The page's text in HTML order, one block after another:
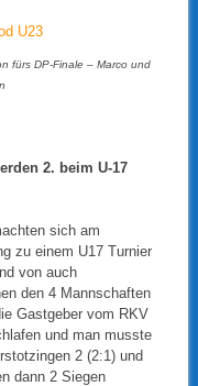
fürs DP-Finale – Marco und
2. beim U-17
sich am
zu einem U17 Turnier
von auch
den 4 Mannschaften
Gastgeber vom RKV
und man musste
2 (2:1) und
dann 2 Siegen